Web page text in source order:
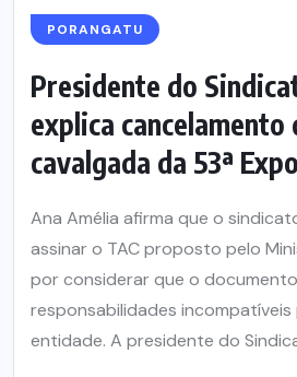
PORANGATU
Presidente do
explica cancelamento
cavalgada da 53ª
Ana Amélia afirma que o
assinar o TAC proposto pelo
por considerar que o
responsabilidades incompatíveis
entidade. A presidente do